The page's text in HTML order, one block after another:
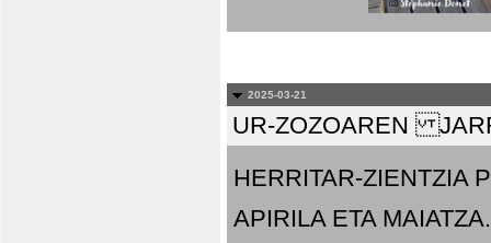
2025-03-21
UR-ZOZOAREN
HERRITAR-ZIENTZIA
APIRILA ETA MAIATZA.